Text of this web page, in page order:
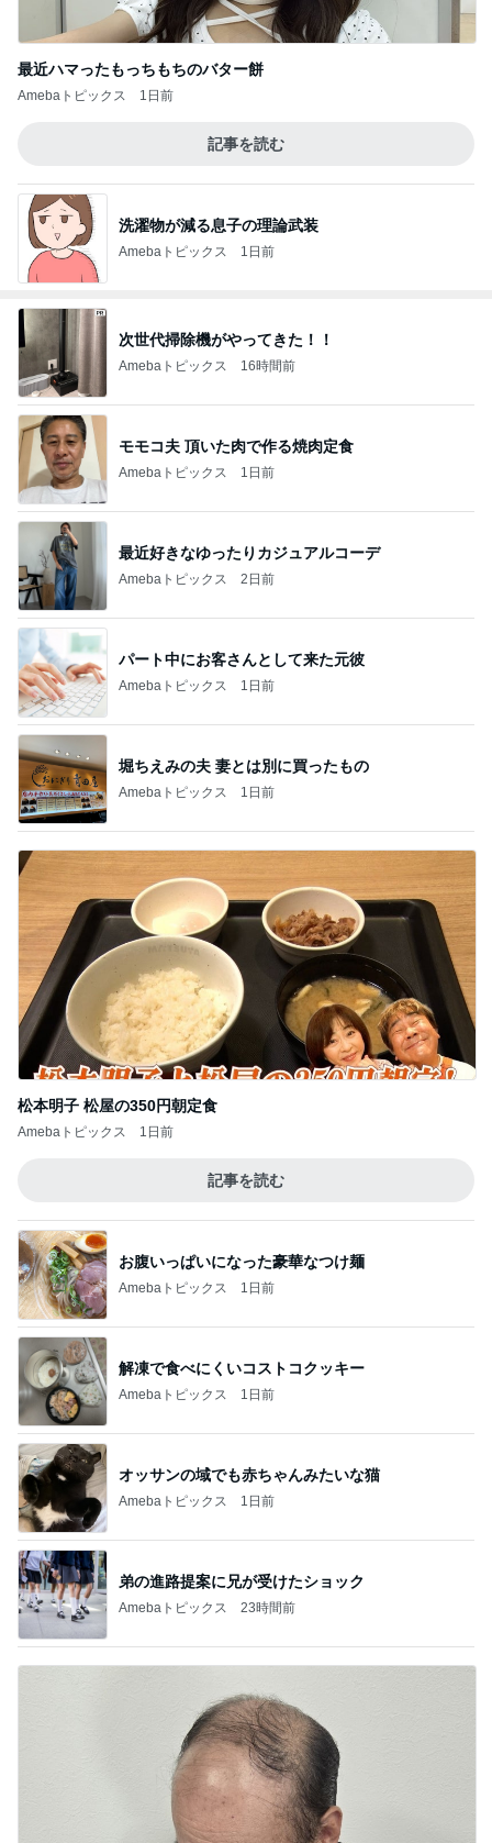
最近ハマったもっちもちのバター餅
Amebaトピックス 1日前
記事を読む
洗濯物が減る息子の理論武装
Amebaトピックス 1日前
次世代掃除機がやってきた！！
Amebaトピックス 16時間前
モモコ夫 頂いた肉で作る焼肉定食
Amebaトピックス 1日前
最近好きなゆったりカジュアルコーデ
Amebaトピックス 2日前
パート中にお客さんとして来た元彼
Amebaトピックス 1日前
堀ちえみの夫 妻とは別に買ったもの
Amebaトピックス 1日前
松本明子 松屋の350円朝定食
Amebaトピックス 1日前
記事を読む
お腹いっぱいになった豪華なつけ麺
Amebaトピックス 1日前
解凍で食べにくいコストコクッキー
Amebaトピックス 1日前
オッサンの域でも赤ちゃんみたいな猫
Amebaトピックス 1日前
弟の進路提案に兄が受けたショック
Amebaトピックス 23時間前